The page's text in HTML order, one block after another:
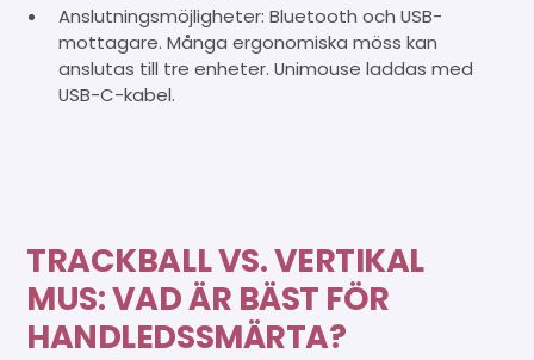
Anslutningsmöjligheter: Bluetooth och USB-
mottagare. Många ergonomiska möss kan
anslutas till tre enheter. Unimouse laddas med
USB-C-kabel.
TRACKBALL VS. VERTIKAL
MUS: VAD ÄR BÄST FÖR
HANDLEDSSMÄRTA?